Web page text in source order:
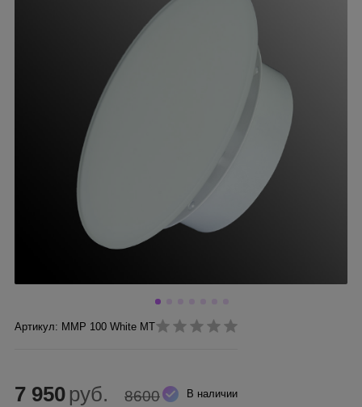
Артикул: ММР 100 White MT
В наличии
7 950 руб. 8600